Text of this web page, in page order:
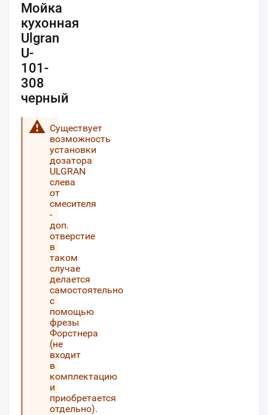
Мойка
кухонная
Ulgran
U-
101-
308
черный
Существует
возможность
установки
дозатора
ULGRAN
слева
от
смесителя
-
доп.
отверстие
в
таком
случае
делается
самостоятельно
с
помощью
фрезы
Форстнера
(не
входит
в
комплектацию
и
приобретается
отдельно).